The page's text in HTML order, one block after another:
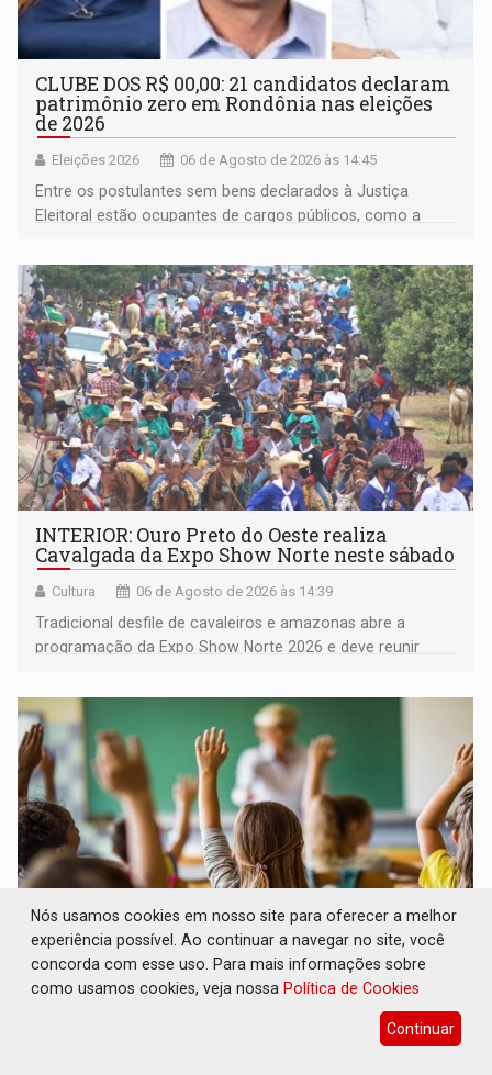
CLUBE DOS R$ 00,00: 21 candidatos declaram
patrimônio zero em Rondônia nas eleições
de 2026
Eleições 2026 06 de Agosto de 2026 às 14:45
Entre os postulantes sem bens declarados à Justiça
Eleitoral estão ocupantes de cargos públicos, como a
Pedro Geovar (PP) e a vice-prefeita Magna dos Anjos
(NOVO)
INTERIOR: Ouro Preto do Oeste realiza
Cavalgada da Expo Show Norte neste sábado
Cultura 06 de Agosto de 2026 às 14:39
Tradicional desfile de cavaleiros e amazonas abre a
programação da Expo Show Norte 2026 e deve reunir
DESENVOLVIMENTO: Ideb avança nos anos
iniciais do ensino fundamental em
Nós usamos cookies em nosso site para oferecer a melhor
experiência possível. Ao continuar a navegar no site, você
concorda com esse uso. Para mais informações sobre
como usamos cookies, veja nossa Política de Cookies
Continuar